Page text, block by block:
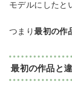
モデルにしたと
つまり最初の作
最初の作品と